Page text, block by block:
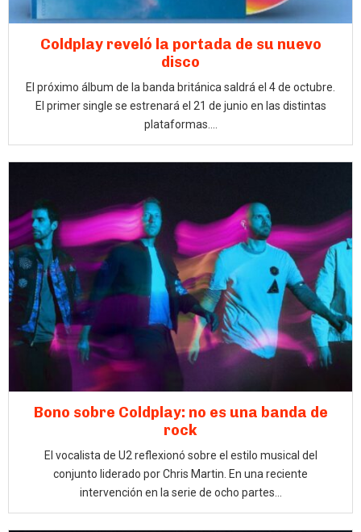
Coldplay reveló la portada de su nuevo
disco
El próximo álbum de la banda británica saldrá el 4 de octubre.
El primer single se estrenará el 21 de junio en las distintas
plataformas....
Bono sobre Coldplay: no es una banda de
rock
El vocalista de U2 reflexionó sobre el estilo musical del
conjunto liderado por Chris Martin. En una reciente
intervención en la serie de ocho partes...